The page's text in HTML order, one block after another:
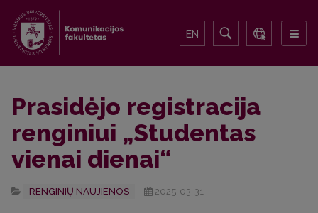
EN
Prasidėjo registracija
renginiui „Studentas
vienai dienai“
RENGINIŲ NAUJIENOS 2025-03-31